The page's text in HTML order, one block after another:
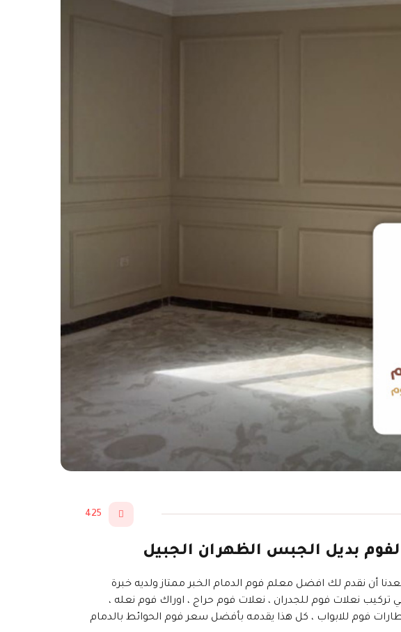
425
بديل الجبس الظهران الجبيل
أن نقدم لك افضل معلم فوم الدمام الخبر ممتاز ولديه خبرة
تركيب نعلات فوم للجدران ، نعلات فوم حراج ، اوراك فوم نعله ،
فوم للابواب ، كل هذا يقدمه بأفضل سعر فوم الحوائط بالدمام